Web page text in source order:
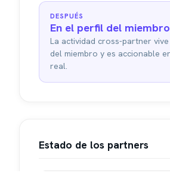
DESPUÉS
En el perfil del miembro
La actividad cross-partner
del miembro y es accionable
real.
Estado de los partners